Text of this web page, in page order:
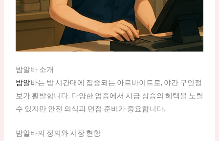
밤알바 소개
밤알바는 밤 시간대에 집중되는 아르바이트로, 야간 구인정
보가 활발합니다. 다양한 업종에서 시급 상승의 혜택을 노릴
수 있지만 안전 의식과 면접 준비가 중요합니다.
밤알바의 정의와 시장 현황